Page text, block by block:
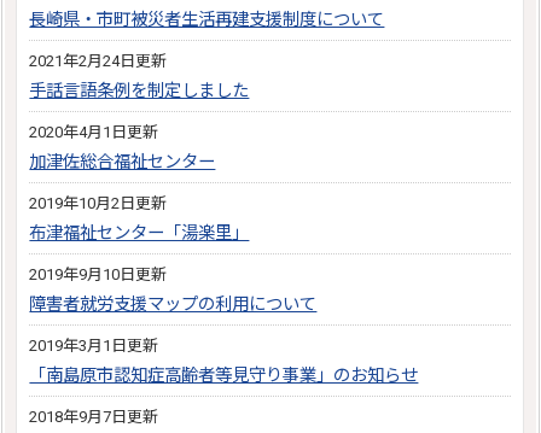
長崎県・市町被災者生活再建支援制度について
2021年2月24日更新
手話言語条例を制定しました
2020年4月1日更新
加津佐総合福祉センター
2019年10月2日更新
布津福祉センター「湯楽里」
2019年9月10日更新
障害者就労支援マップの利用について
2019年3月1日更新
「南島原市認知症高齢者等見守り事業」のお知らせ
2018年9月7日更新